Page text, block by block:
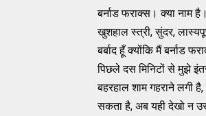
बर्नाड फराक्स। क्या नाम
खुशहाल स्त्री, सुंदर,
बर्बाद हूँ क्योंकि मैं बर्नाड
पिछले दस मिनिटों से मुझे
बहरहाल शाम गहराने लगी
सकता है, अब यही देखो न